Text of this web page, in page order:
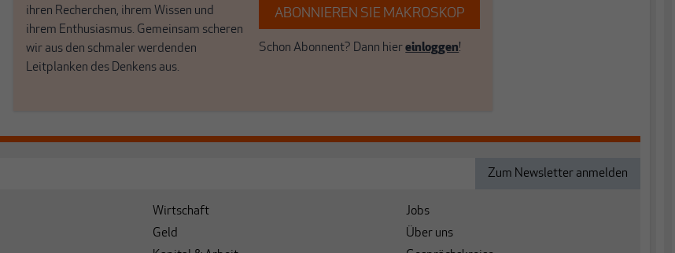
ihren Recherchen, ihrem Wissen und
ihrem Enthusiasmus. Gemeinsam scheren
wir aus den schmaler werdenden
Leitplanken des Denkens aus.
ABONNIEREN SIE MAKROSKOP
Schon Abonnent? Dann hier einloggen!
Wirtschaft
Geld
Jobs
Über uns